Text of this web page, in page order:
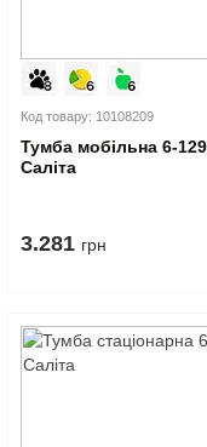
Код товару: 10108209
Тумба мобільна 6-
Саліта
3.281 грн